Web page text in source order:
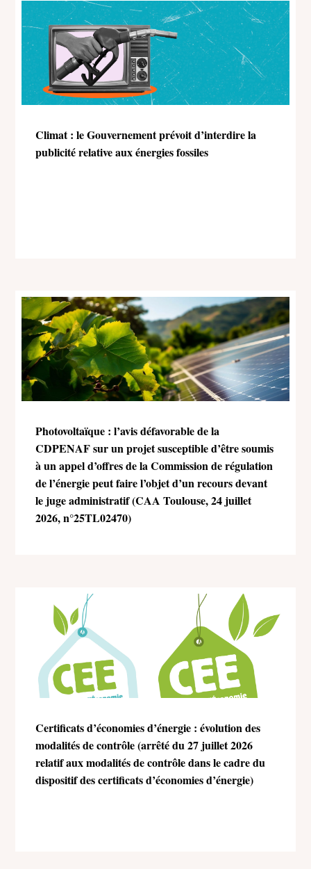
Climat : le Gouvernement prévoit d’interdire la
publicité relative aux énergies fossiles
Photovoltaïque : l’avis défavorable de la
CDPENAF sur un projet susceptible d’être soumis
à un appel d’offres de la Commission de régulation
de l’énergie peut faire l’objet d’un recours devant
le juge administratif (CAA Toulouse, 24 juillet
2026, n°25TL02470)
Certificats d’économies d’énergie : évolution des
modalités de contrôle (arrêté du 27 juillet 2026
relatif aux modalités de contrôle dans le cadre du
dispositif des certificats d’économies d’énergie)